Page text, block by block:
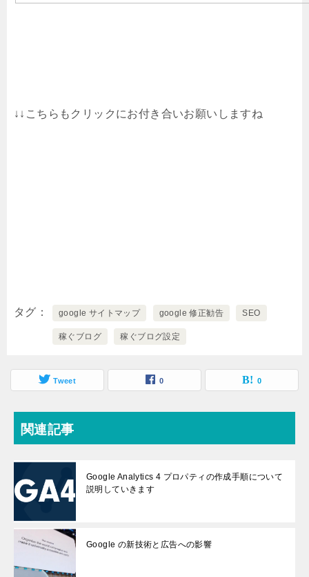
↓↓こちらもクリックにお付き合いお願いしますね
タグ google サイトマップ google 修正勧告 SEO
稼ぐブログ 稼ぐブログ設定
Tweet 0 0
関連記事
Google Analytics 4 プロパティの作成手順について
説明していきます
Google の新技術と広告への影響